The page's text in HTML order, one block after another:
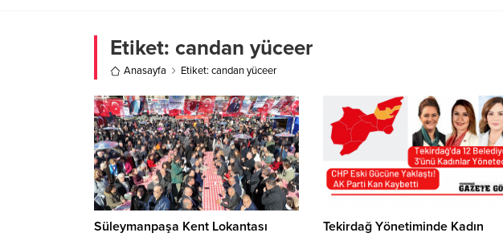
Etiket: candan yüceer
Anasayfa Etiket: candan yüceer
Süleymanpaşa Kent Lokantası
Tekirdağ Yönetiminde Kadın